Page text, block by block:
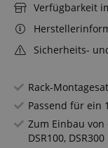
Rack-
Passend für ein
Zum Einbau von
DSR100, DSR300
Verfügbarkeit
Sicherheits-